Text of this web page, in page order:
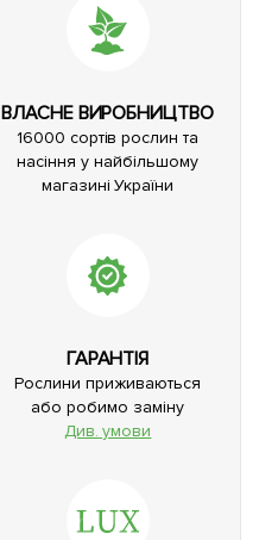
ВЛАСНЕ ВИРОБНИЦТВО
16000 сортів рослин та
насіння у найбільшому
магазині України
ГАРАНТІЯ
Рослини приживаються
або робимо заміну
Див. умови